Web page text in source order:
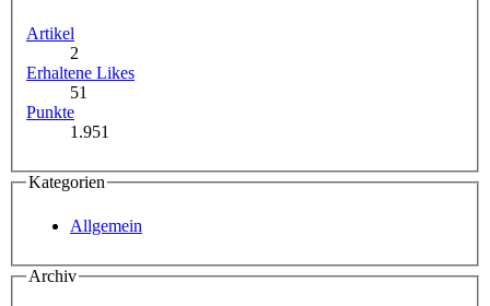
Artikel
2
Erhaltene Likes
51
Punkte
1.951
Kategorien
Allgemein
Archiv